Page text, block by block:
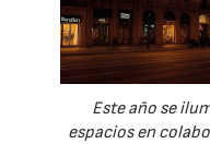
Este año se
espacios en